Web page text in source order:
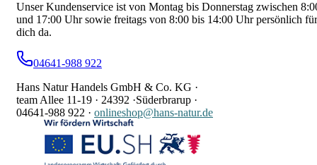
Unser Kundenservice ist von Montag bis Donnerstag zwischen
und 17:00 Uhr sowie freitags von 8:00 bis 14:00 Uhr persönlich für
dich da.
04641-988 922
Hans Natur Handels GmbH & Co. KG ·
team Allee 11-19 · 24392 ·Süderbrarup ·
04641-988 922 · onlineshop@hans-natur.de